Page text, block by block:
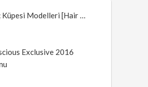
Küpesi Modelleri [Hair …
Exclusive 2016